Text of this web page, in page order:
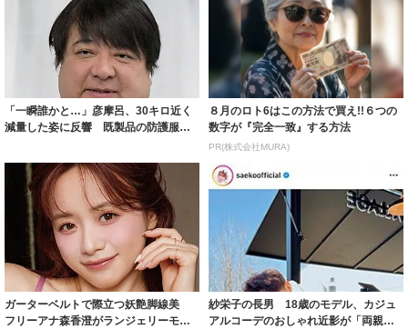
「一瞬誰かと…」彦摩呂、30キロ近く
減量した姿に反響 既製品の防護服が
８月のロト6はこの方法で買え!!６つの
数字が『完全一致』する方法
PR(株式会社MURA)
ガーターベルトで際立つ妖艶脚線美
フリーアナ森香澄がランジェリーモデ
紗栄子の長男 18歳のモデル、カジュ
アルコーデのおしゃれ近影が「両親の